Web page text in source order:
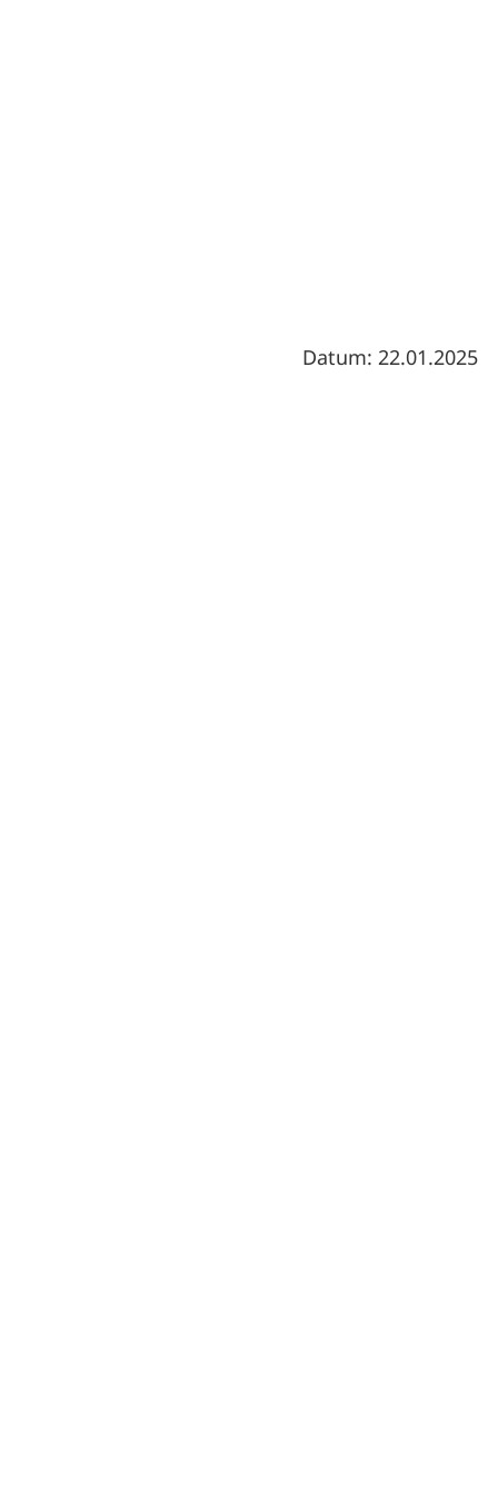
Datum: 22.01.2025